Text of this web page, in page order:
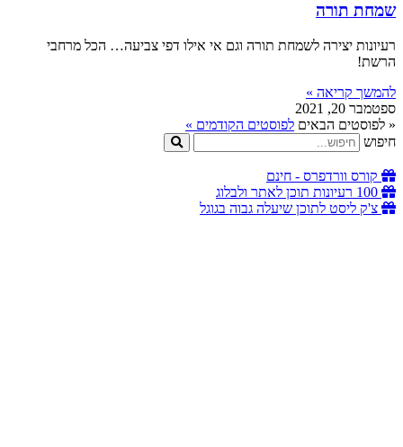
שמחת תורה
רעיונות יצירה לשמחת תורה וגם אי אילו דפי צביעה… הכל מרחבי
הרשת!
להמשך קריאה »
ספטמבר 20, 2021
« לפוסטים הבאים לפוסטים הקודמים »
חיפוש
קורס וורדפרס - חינם
100 רעיונות תוכן לאתר ולבלוג
צ'ק ליסט לתוכן שיעלה גבוה בגוגל